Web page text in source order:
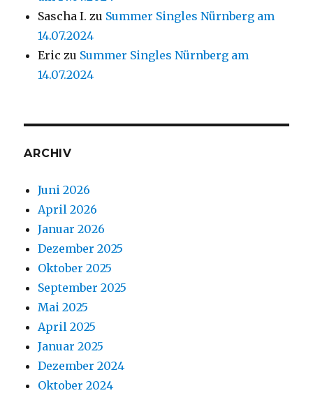
Sascha I. zu Summer Singles Nürnberg am
14.07.2024
Eric zu Summer Singles Nürnberg am
14.07.2024
ARCHIV
Juni 2026
April 2026
Januar 2026
Dezember 2025
Oktober 2025
September 2025
Mai 2025
April 2025
Januar 2025
Dezember 2024
Oktober 2024